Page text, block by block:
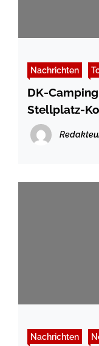
Nachrichten
DK-
Stellplatz-
Nachrichten